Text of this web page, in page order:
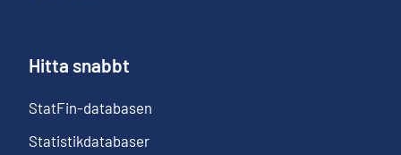
Hitta snabbt
StatFin-databasen
Statistikdatabaser